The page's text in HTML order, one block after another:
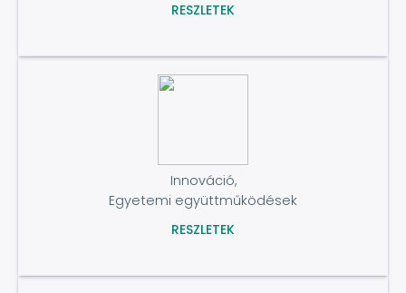
RESZLETEK
Innováció,
Egyetemi együttműködések
RESZLETEK